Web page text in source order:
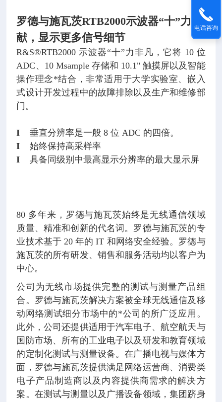
罗德与施瓦茨RTB2000示波器“十”力钜
献，显示更多信号细节
R&S®RTB2000 示波器“十”力非凡，它将 10 位
ADC、10 Msample 存储和 10.1" 触摸屏以及智能
操作理念*结合，非常适用于大学实验室、嵌入
式设计开发过程中的故障排除以及生产和维修部
门。
I 垂直分辨率是一般 8 位 ADC 的四倍。
I 始终保持高采样率
I 具备同级别中最高显示分辨率的最大显示屏
80 多年来，罗德与施瓦茨始终是无线通信领域
质量、精准和创新的代名词。罗德与施瓦茨的专
业技术基于 20 年的 IT 和网络安全经验。罗德与
施瓦茨的所有研发、销售和服务活动均以客户为
中心。
公司为无线市场提供完整的测试与测量产品组
合。罗德与施瓦茨解决方案被全球无线通信及移
动网络测试细分市场中的*公司的所广泛应用。
此外，公司还提供适用于汽车电子、航空航天与
国防市场、所有的工业电子以及研发和教育领域
的定制化测试与测量设备。在广播电视与媒体方
面，罗德与施瓦茨提供满足网络运营商、消费类
电子产品制造商以及内容提供商需求的解决方
案。在测试与测量以及广播设备领域，集团跻身
电话咨询